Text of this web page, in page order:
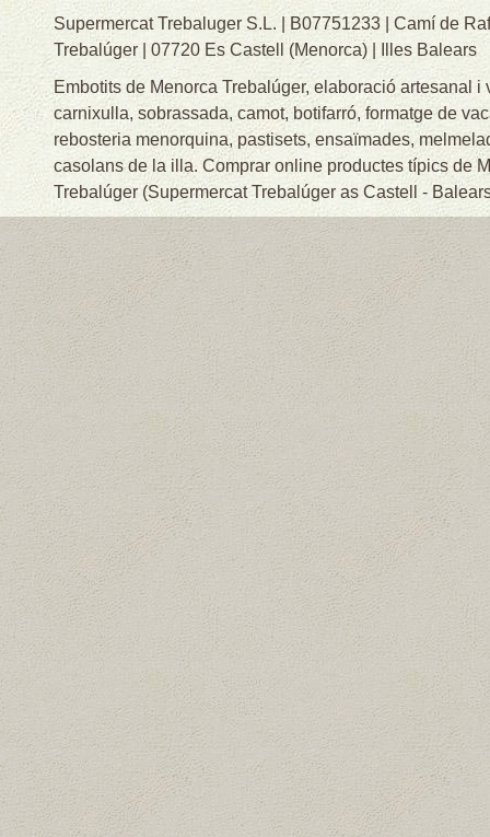
Supermercat Trebaluger S.L. | B07751233 | Camí de
Trebalúger | 07720 Es Castell (Menorca) | Illes Balears
Embotits de Menorca Trebalúger, elaboració artesanal i
carnixulla, sobrassada, camot, botifarró, formatge de
rebosteria menorquina, pastisets, ensaïmades,
casolans de la illa. Comprar online productes típics de
Trebalúger (Supermercat Trebalúger as Castell -